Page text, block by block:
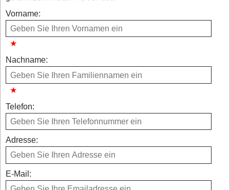
Vorname:
Nachname:
Telefon:
Adresse:
E-Mail: